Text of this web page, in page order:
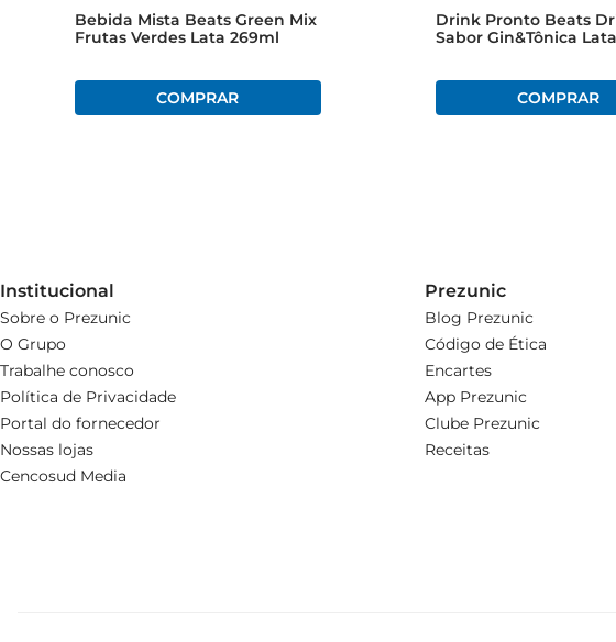
Bebida Mista Beats Green Mix
Frutas Verdes Lata 269ml
Drink Pronto Beats
Sabor Gin&Tônica
Institucional
Sobre o Prezunic
O Grupo
Trabalhe conosco
Política de Privacidade
Portal do fornecedor
Nossas lojas
Cencosud Media
Prezunic
Blog Prezunic
Código de Ética
Encartes
App Prezunic
Clube Prezunic
Receitas